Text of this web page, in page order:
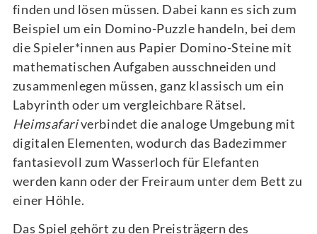
finden und lösen müssen. Dabei kann es sich zum
Beispiel um ein Domino-Puzzle handeln, bei dem
die Spieler*innen aus Papier Domino-Steine mit
mathematischen Aufgaben ausschneiden und
zusammenlegen müssen, ganz klassisch um ein
Labyrinth oder um vergleichbare Rätsel.
Heimsafariverbindet die analoge Umgebung mit
digitalen Elementen, wodurch das Badezimmer
fantasievoll zum Wasserloch für Elefanten
werden kann oder der Freiraum unter dem Bett zu
einer Höhle.
Das Spiel gehört zu den Preisträgern des